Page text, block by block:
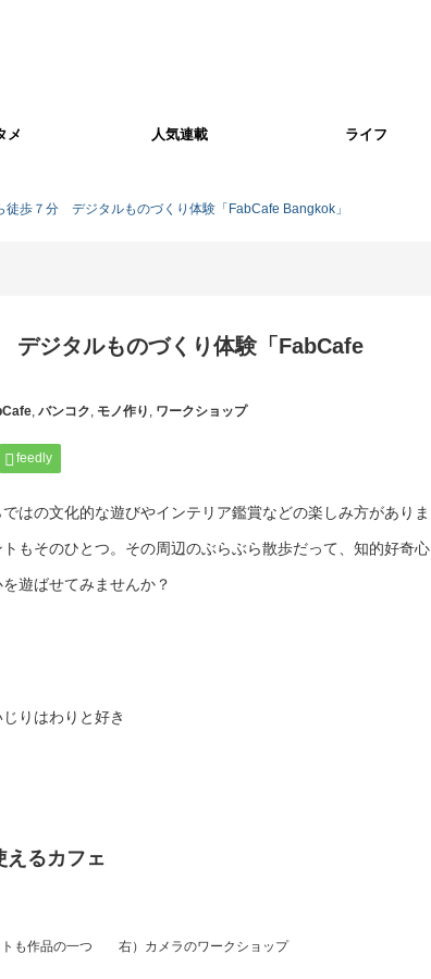
メ 人気連載 ライフ
徒歩７分 デジタルものづくり体験「FabCafe Bangkok」
ジタルものづくり体験「FabCafe
, バンコク, モノ作り , ワークショップ
feedly
はの文化的な遊びやインテリア鑑賞などの楽しみ方がありま
もそのひとつ。その周辺のぶらぶら散歩だって、知的好奇心
遊ばせてみませんか？
りはわりと好き
えるカフェ
トも作品の一つ 右）カメラのワークショップ